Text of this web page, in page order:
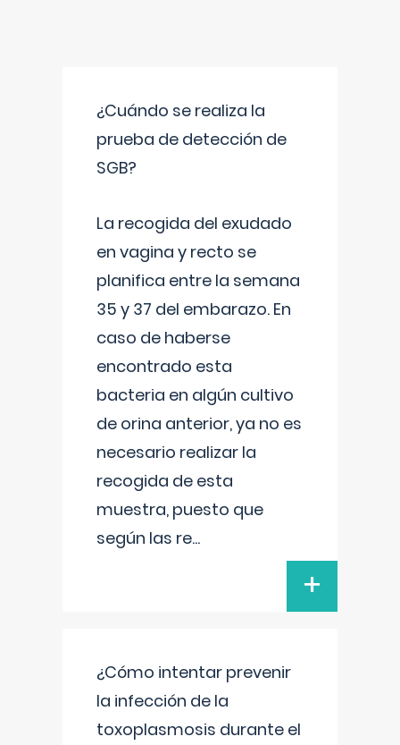
¿Cuándo se realiza la
prueba de detección de
SGB?
La recogida del exudado
en vagina y recto se
planifica entre la semana
35 y 37 del embarazo. En
caso de haberse
encontrado esta
bacteria en algún cultivo
de orina anterior, ya no es
necesario realizar la
recogida de esta
muestra, puesto que
según las re...
+
¿Cómo intentar prevenir
la infección de la
toxoplasmosis durante el